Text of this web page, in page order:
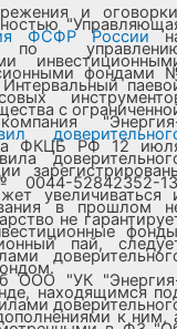
и
ФСФР России
по
фондами
с
ФКЦБ РФ 12
0044-52842352-
увеличиваться
в прошлом
не
пай,
ООО "УК
находящимся
к ним,